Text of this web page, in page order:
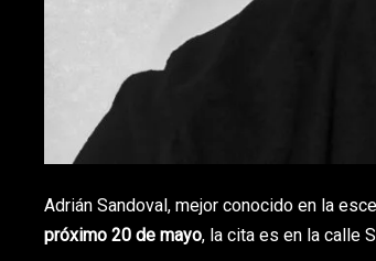
Adrián Sandoval, mejor conocido en la
próximo 20 de mayo, la cita es en la calle